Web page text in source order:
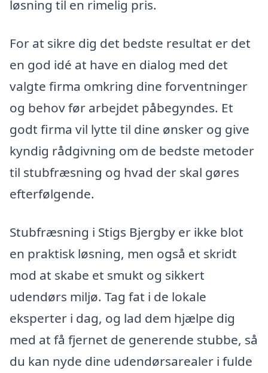
løsning til en rimelig pris.
For at sikre dig det bedste resultat er det
en god idé at have en dialog med det
valgte firma omkring dine forventninger
og behov før arbejdet påbegyndes. Et
godt firma vil lytte til dine ønsker og give
kyndig rådgivning om de bedste metoder
til stubfræsning og hvad der skal gøres
efterfølgende.
Stubfræsning i Stigs Bjergby er ikke blot
en praktisk løsning, men også et skridt
mod at skabe et smukt og sikkert
udendørs miljø. Tag fat i de lokale
eksperter i dag, og lad dem hjælpe dig
med at få fjernet de generende stubbe, så
du kan nyde dine udendørsarealer i fulde